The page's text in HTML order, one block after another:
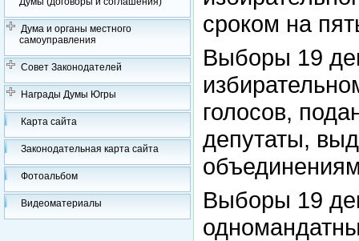
Дума и органы местного
самоуправления
Совет Законодателей
Награды Думы Югры
Карта сайта
Законодательная карта сайта
Фотоальбом
Видеоматериалы
сроком на
Выборы 19
голосов,
депутаты,
Выборы 19